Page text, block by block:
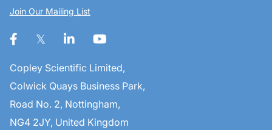
Join Our Mailing List
Copley Scientific Limited,
Colwick Quays Business Park,
Road No. 2, Nottingham,
NG4 2JY, United Kingdom